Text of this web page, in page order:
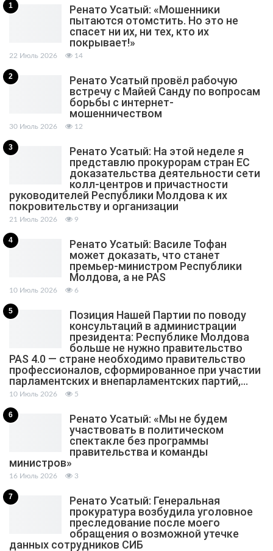
1
Ренато Усатый: «Мошенники
пытаются отомстить. Но это не
спасет ни их, ни тех, кто их
покрывает!»
22 Июль 2026 14
2
Ренато Усатый провёл рабочую
встречу с Майей Санду по вопросам
борьбы с интернет-
мошенничеством
30 Июль 2026 12
3
Ренато Усатый: На этой неделе я
представлю прокурорам стран ЕС
доказательства деятельности сети
колл-центров и причастности
руководителей Республики Молдова к их
покровительству и организации
21 Июль 2026 9
4
Ренато Усатый: Василе Тофан
может доказать, что станет
премьер-министром Республики
Молдова, а не PAS
10 Июль 2026 6
5
Позиция Нашей Партии по поводу
консультаций в администрации
президента: Республике Молдова
больше не нужно правительство
PAS 4.0 — стране необходимо правительство
профессионалов, сформированное при участии
парламентских и внепарламентских партий,…
10 Июль 2026 5
6
Ренато Усатый: «Мы не будем
участвовать в политическом
спектакле без программы
правительства и команды
министров»
16 Июль 2026 3
7
Ренато Усатый: Генеральная
прокуратура возбудила уголовное
преследование после моего
обращения о возможной утечке
данных сотрудников СИБ